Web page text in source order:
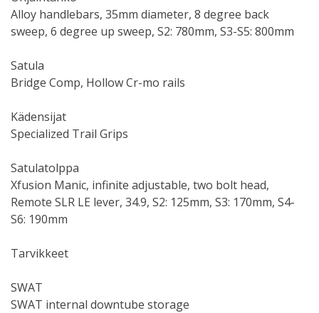
Alloy handlebars, 35mm diameter, 8 degree back
sweep, 6 degree up sweep, S2: 780mm, S3-S5: 800mm
Satula
Bridge Comp, Hollow Cr-mo rails
Kädensijat
Specialized Trail Grips
Satulatolppa
Xfusion Manic, infinite adjustable, two bolt head,
Remote SLR LE lever, 34.9, S2: 125mm, S3: 170mm, S4-
S6: 190mm
Tarvikkeet
SWAT
SWAT internal downtube storage